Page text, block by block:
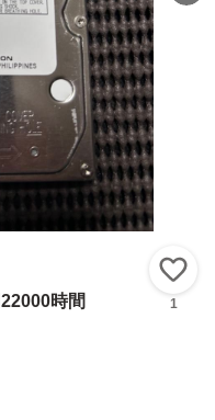
時間 1